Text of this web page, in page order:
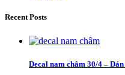
Recent Posts
Decal nam châm 30/4 –